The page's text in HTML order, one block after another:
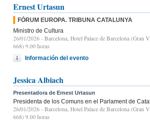
Ernest Urtasun
FÓRUM EUROPA. TRIBUNA CATALUNYA
Ministro de Cultura
26/01/2026 - Barcelona, Hotel Palace de Barcelona (Gran
668) 9.00 horas
Información del evento
Jessica Albiach
Presentadora de Ernest Urtasun
Presidenta de los Comuns en el Parlament de
26/01/2026 - Barcelona, Hotel Palace de Barcelona (Gran
668) 9.00 horas